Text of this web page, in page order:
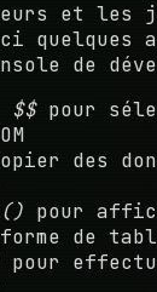
et les
quelques
de
$$pour
des
pour
de
pour